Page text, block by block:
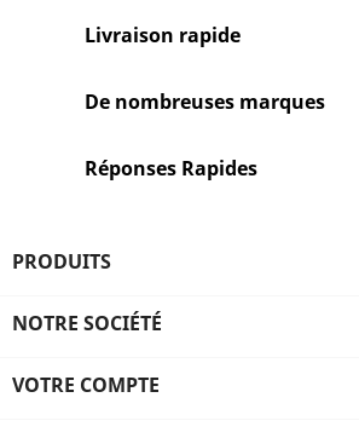
Livraison rapide
De nombreuses marques
Réponses Rapides
PRODUITS
NOTRE SOCIÉTÉ
VOTRE COMPTE